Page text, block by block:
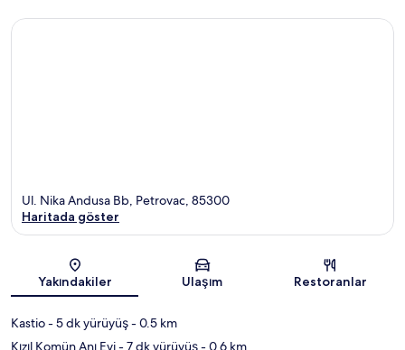
Harita
Ul. Nika Andusa Bb, Petrovac, 85300
Haritada göster
Yakındakiler Ulaşım Restoranlar
Kastio- 5 dk yürüyüş- 0.5 km
Kızıl Komün Anı Evi- 7 dk yürüyüş- 0.6 km